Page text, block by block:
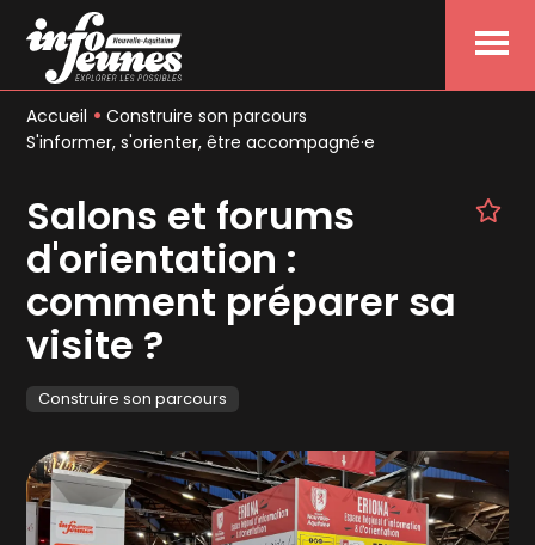
Menu
Accueil
Construire son parcours
S'informer, s'orienter, être accompagné·e
Salons et forums
d'orientation :
comment préparer sa
visite ?
Construire son parcours